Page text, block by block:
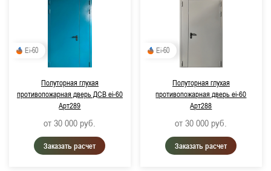
Ei-60
Полуторная глухая
противопожарная дверь ДСВ ei-60
Арт289
от 30 000 руб.
Заказать расчет
Ei-60
Полуторная глухая
противопожарная дверь ei-60
Арт288
от 30 000 руб.
Заказать расчет